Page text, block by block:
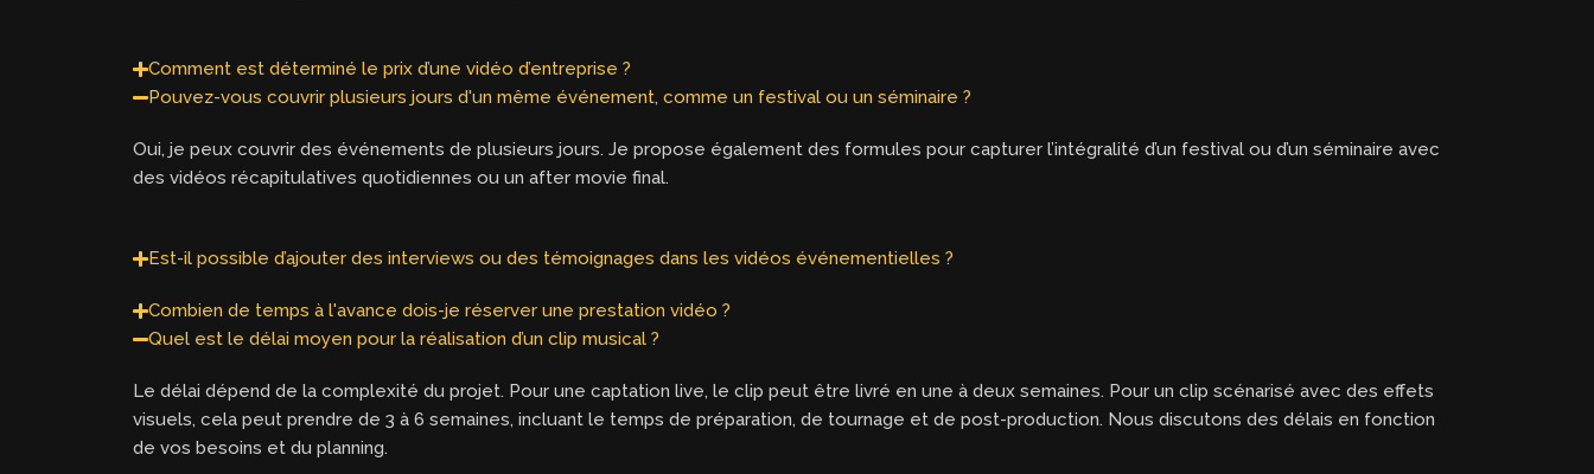
Comment est déterminé le prix d’une vidéo d’entreprise ?
Pouvez-vous couvrir plusieurs jours d'un même événement, comme un festival ou un séminaire ?
Oui, je peux couvrir des événements de plusieurs jours. Je propose également des formules pour capturer l’intégralité d’un festival ou d’un séminaire avec
des vidéos récapitulatives quotidiennes ou un after movie final.
Est-il possible d’ajouter des interviews ou des témoignages dans les vidéos événementielles ?
Combien de temps à l'avance dois-je réserver une prestation vidéo ?
Quel est le délai moyen pour la réalisation d’un clip musical ?
Le délai dépend de la complexité du projet. Pour une captation live, le clip peut être livré en une à deux semaines. Pour un clip scénarisé avec des effets
visuels, cela peut prendre de 3 à 6 semaines, incluant le temps de préparation, de tournage et de post-production. Nous discutons des délais en fonction
de vos besoins et du planning.